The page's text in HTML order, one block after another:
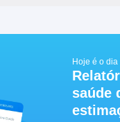
Hoje é o
saúde